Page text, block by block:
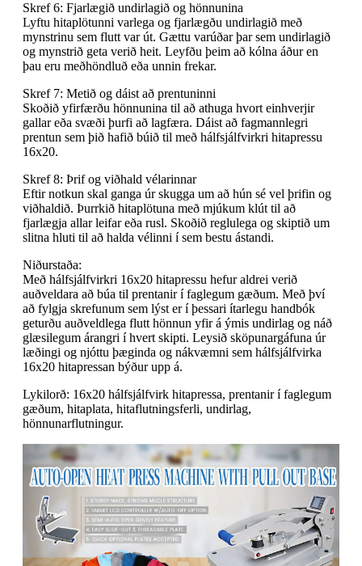
Skref 6: Fjarlægið undirlagið og hönnunina
Lyftu hitaplötunni varlega og fjarlægðu undirlagið með
mynstrinu sem flutt var út. Gættu varúðar þar sem undirlagið
og mynstrið geta verið heit. Leyfðu þeim að kólna áður en
þau eru meðhöndluð eða unnin frekar.
Skref 7: Metið og dáist að prentuninni
Skoðið yfirfærðu hönnunina til að athuga hvort einhverjir
gallar eða svæði þurfi að lagfæra. Dáist að fagmannlegri
prentun sem þið hafið búið til með hálfsjálfvirkri hitapressu
16x20.
Skref 8: Þrif og viðhald vélarinnar
Eftir notkun skal ganga úr skugga um að hún sé vel þrifin og
viðhaldið. Þurrkið hitaplötuna með mjúkum klút til að
fjarlægja allar leifar eða rusl. Skoðið reglulega og skiptið um
slitna hluti til að halda vélinni í sem bestu ástandi.
Niðurstaða:
Með hálfsjálfvirkri 16x20 hitapressu hefur aldrei verið
auðveldara að búa til prentanir í faglegum gæðum. Með því
að fylgja skrefunum sem lýst er í þessari ítarlegu handbók
geturðu auðveldlega flutt hönnun yfir á ýmis undirlag og náð
glæsilegum árangri í hvert skipti. Leysið sköpunargáfuna úr
læðingi og njóttu þæginda og nákvæmni sem hálfsjálfvirka
16x20 hitapressan býður upp á.
Lykilorð: 16x20 hálfsjálfvirk hitapressa, prentanir í faglegum
gæðum, hitaplata, hitaflutningsferli, undirlag,
hönnunarflutningur.